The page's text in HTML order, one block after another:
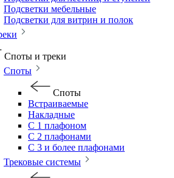
Подсветки мебельные
Подсветки для витрин и полок
Споты и треки
Споты
Споты
Встраиваемые
Накладные
С 1 плафоном
С 2 плафонами
С 3 и более плафонами
Трековые системы